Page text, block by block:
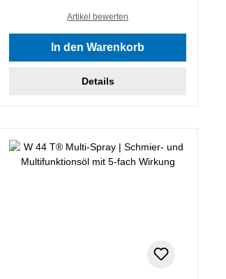
Artikel bewerten
In den Warenkorb
Details